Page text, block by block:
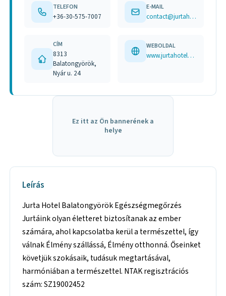
TELEFON
+36-30-575-7007
E-MAIL
contact@jurtahotelbalatongyorok.hu
CÍM
8313
Balatongyörök,
Nyár u. 24
WEBOLDAL
www.jurtahotelbalatongyorok.hu hu-hu.facebook.com/pages/category/Hotel/Jurta-Spirit-Plantation-Balatongyörök-947524188657193/
Ez itt az Ön bannerének a
helye
Leírás
Jurta Hotel Balatongyörök Egészségmegőrzés
Jurtáink olyan életteret biztosítanak az ember
számára, ahol kapcsolatba kerül a természettel, így
válnak Élmény szállássá, Élmény otthonná. Őseinket
követjük szokásaik, tudásuk megtartásával,
harmóniában a természettel. NTAK regisztrációs
szám: SZ19002452